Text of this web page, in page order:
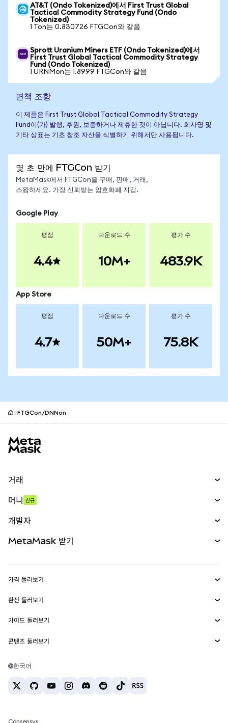
AT&T (Ondo Tokenized)에서 First Trust Global
Tactical Commodity Strategy Fund (Ondo
Tokenized)
1 Ton는 0.830726 FTGCon와 같음
Sprott Uranium Miners ETF (Ondo Tokenized)에서
First Trust Global Tactical Commodity Strategy
Fund (Ondo Tokenized)
1 URNMon는 1.8999 FTGCon와 같음
면책 조항
이 제품은 First Trust Global Tactical Commodity Strategy
Fund이(가) 발행, 후원, 보증하거나 제휴한 것이 아닙니다. 회사명 및
기타 상표는 기초 참조 자산을 식별하기 위해서만 사용됩니다.
몇 초 만에 FTGCon 받기
MetaMask에서 FTGCon을 구매, 판매, 거래,
스왑하세요. 가장 신뢰받는 암호화폐 지갑.
Google Play
평점
4.4
다운로드 수
10M+
평가 수
483.9K
App Store
평점
4.7
다운로드 수
50M+
평가 수
75.8K
FTGCon/DNNon
거래
무기한 선물
실물자산
머니 신규
개발자
MetaMask Connect
Snaps
웹3 서비스
MetaMask 받기
보안
고객 지원
채용
가격 둘러보기
이더리움 가격
솔라나 가격
테더 가격
환전 둘러보기
ETH를 USD로 환전
USDT를 INR로 환전
BTC를 INR로 환전
ETH를 USDT로 환전
가이드 둘러보기
ETH 매수
USDT 매수
SHIB 매수
콘텐츠 둘러보기
솔라나 지갑
한국어
Consensys